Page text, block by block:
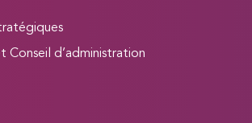
Conseil d’administration